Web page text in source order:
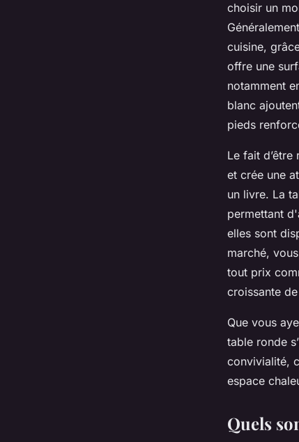
choisir un
cuisine,
offre une
notamment
blanc
pieds
Le fait
et crée une
un livre. La
permettant
elles sont
marché,
tout prix
croissante
Que vous
table ronde
convivialité,
espace
Quels